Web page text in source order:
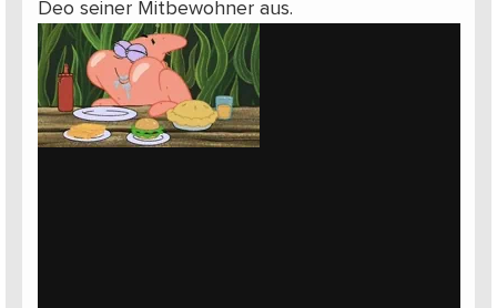
Deo seiner Mitbewohner aus.